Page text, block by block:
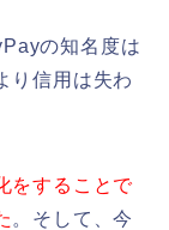
の知名度は
り信用は失わ
をすることで
。そして、今